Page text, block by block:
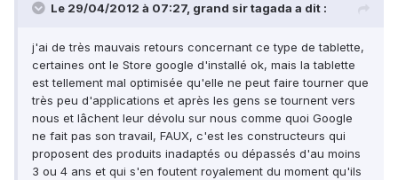
Le 29/04/2012 à 07:27, grand sir tagada a dit :
j'ai de très mauvais retours concernant ce type de tablette,
certaines ont le Store google d'installé ok, mais la tablette
est tellement mal optimisée qu'elle ne peut faire tourner que
très peu d'applications et après les gens se tournent vers
nous et lâchent leur dévolu sur nous comme quoi Google
ne fait pas son travail, FAUX, c'est les constructeurs qui
proposent des produits inadaptés ou dépassés d'au moins
3 ou 4 ans et qui s'en foutent royalement du moment qu'ils